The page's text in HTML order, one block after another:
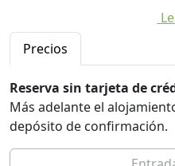
En el camping hay
actividades para los niños
En las inmediaciones del
incluyen una hermosa
También se puede alquilar
equipada o tienda de
Precios
Reserva sin tarjeta de
Más adelante el
depósito de confirmación.